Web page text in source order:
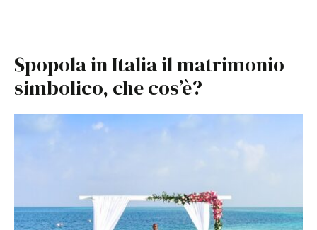
Spopola in Italia il matrimonio
simbolico, che cos’è?